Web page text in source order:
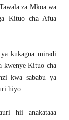
za Mkoa wa
Kituo cha Afua
kukagua miradi
kwenye Kituo cha
kwa sababu ya
hiyo.
hii anakataaa